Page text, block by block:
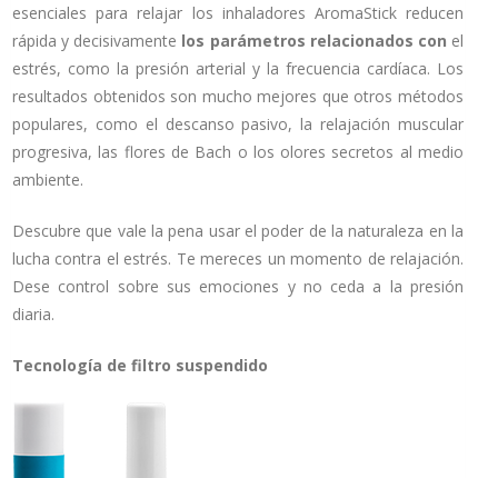
esenciales para relajar los inhaladores AromaStick reducen
rápida y decisivamente los parámetros relacionados con el
estrés, como la presión arterial y la frecuencia cardíaca. Los
resultados obtenidos son mucho mejores que otros métodos
populares, como el descanso pasivo, la relajación muscular
progresiva, las flores de Bach o los olores secretos al medio
ambiente.
Descubre que vale la pena usar el poder de la naturaleza en la
lucha contra el estrés. Te mereces un momento de relajación.
Dese control sobre sus emociones y no ceda a la presión
diaria.
Tecnología de filtro suspendido